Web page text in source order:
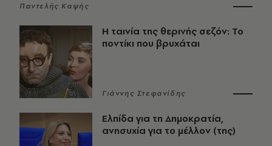
Παντελής Καψής
Η ταινία της θερινής σεζόν: Το
ποντίκι που βρυχάται
Γιάννης Στεφανίδης
Ελπίδα για τη Δημοκρατία,
ανησυχία για το μέλλον (της)